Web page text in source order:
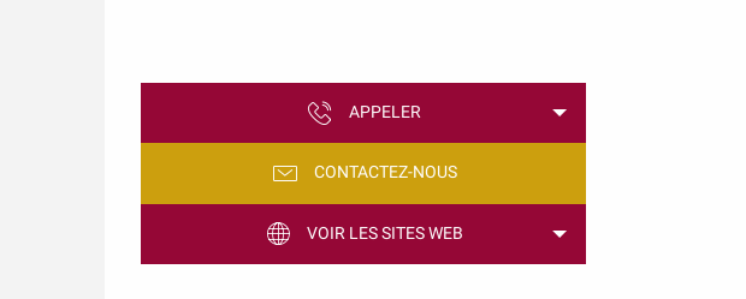
APPELER
CONTACTEZ-NOUS
VOIR LES SITES WEB